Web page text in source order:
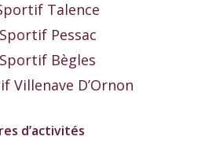
Talence
Pessac
Bègles
Villenave D’Ornon
d’activités